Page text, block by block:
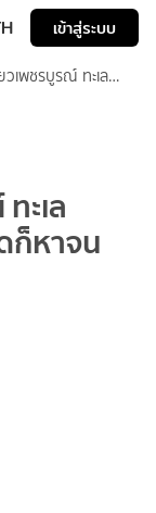
เข้าสู่ระบบ
เพชรบูรณ์ ทะเล
ะเล
หาจน